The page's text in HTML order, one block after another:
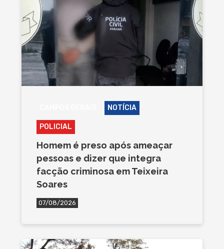
NOTÍCIA
POLICIAL
Homem é preso após ameaçar
pessoas e dizer que integra
facção criminosa em Teixeira
Soares
07/08/2026